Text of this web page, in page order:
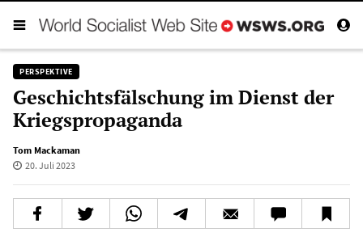
PERSPEKTIVE
Geschichtsfälschung im Dienst der
Kriegspropaganda
Tom Mackaman
20. Juli 2023